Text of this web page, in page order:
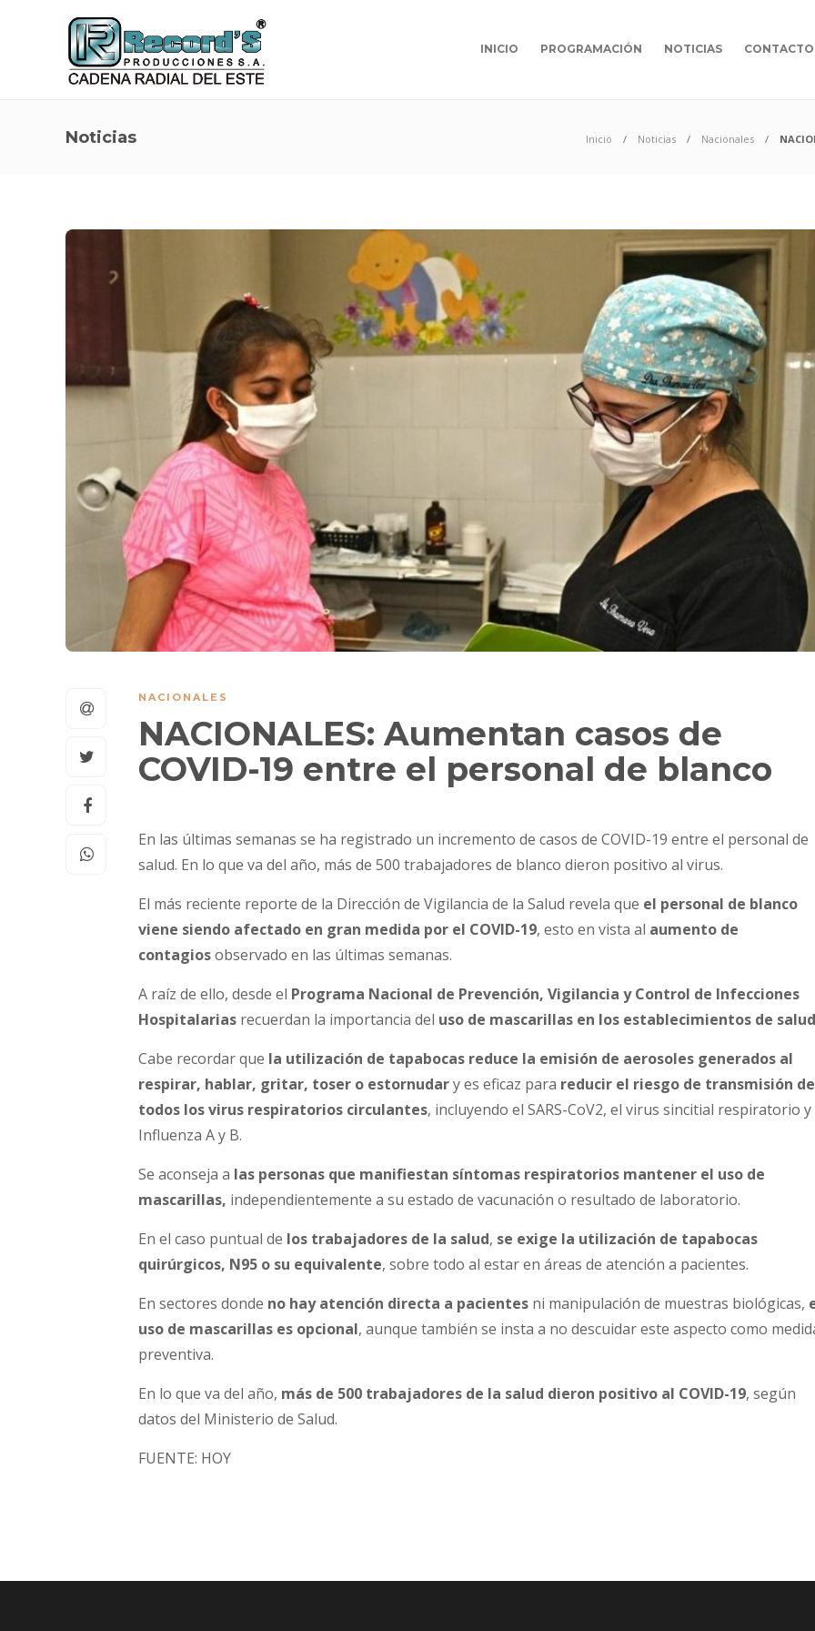
INICIO PROGRAMACIÓN NOTICIAS CONTACTO
Noticias Inicio Noticias Nacionales
NACIONALES
NACIONALES: Aumentan casos de
COVID-19 entre el personal de blanco
En las últimas semanas se ha registrado un incremento de casos de COVID-19 entre el personal de
salud. En lo que va del año, más de 500 trabajadores de blanco dieron positivo al virus.
El más reciente reporte de la Dirección de Vigilancia de la Salud revela que el personal de blanco
viene siendo afectado en gran medida por el COVID-19, esto en vista al aumento de
contagiosobservado en las últimas semanas.
A raíz de ello, desde el Programa Nacional de Prevención, Vigilancia y Control de Infecciones
Hospitalarias recuerdan la importancia del uso de mascarillas en los establecimientos de
Cabe recordar que la utilización de tapabocas reduce la emisión de aerosoles generados al
respirar, hablar, gritar, toser o estornudary es eficaz para reducir el riesgo de transmisión de
todos los virus respiratorios circulantes, incluyendo el SARS-CoV2, el virus sincitial respiratorio y
Influenza A y B.
Se aconseja a las personas que manifiestan síntomas respiratorios mantener el uso de
mascarillas, independientemente a su estado de vacunación o resultado de laboratorio.
En el caso puntual de los trabajadores de la salud, se exige la utilización de tapabocas
quirúrgicos, N95 o su equivalente, sobre todo al estar en áreas de atención a pacientes.
En sectores donde no hay atención directa a pacientes ni manipulación de muestras biológicas,
uso de mascarillas es opcional, aunque también se insta a no descuidar este aspecto como
preventiva.
En lo que va del año, más de 500 trabajadores de la salud dieron positivo al COVID-19, según
datos del Ministerio de Salud.
FUENTE: HOY